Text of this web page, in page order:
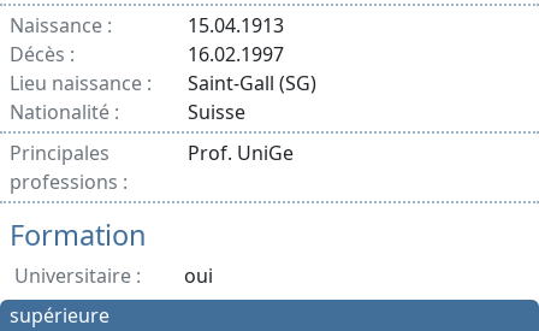
Naissance :
15.04.1913
Décès :
16.02.1997
Lieu naissance :
Saint-Gall (SG)
Nationalité :
Suisse
Principales
professions :
Prof. UniGe
Formation
Universitaire :
oui
supérieure